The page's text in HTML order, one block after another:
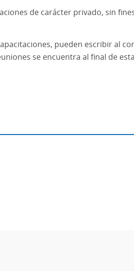
de carácter privado, sin
pueden escribir al
se encuentra al final de